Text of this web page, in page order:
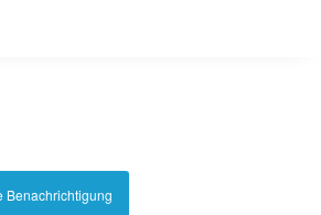
Benachrichtigung
umgestellt – Bücherei online